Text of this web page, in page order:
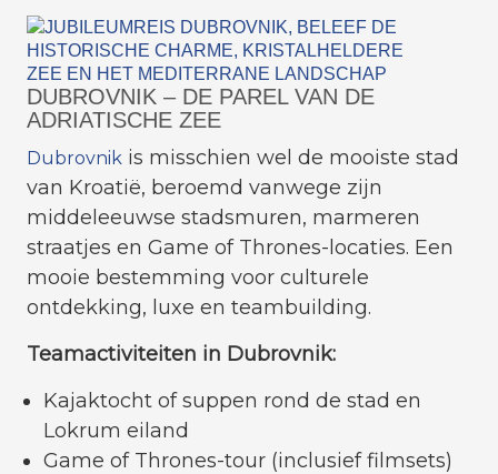
DUBROVNIK – DE PAREL VAN DE
ADRIATISCHE ZEE
Dubrovnikis misschien wel de mooiste stad
van Kroatië, beroemd vanwege zijn
middeleeuwse stadsmuren, marmeren
straatjes en Game of Thrones-locaties. Een
mooie bestemming voor culturele
ontdekking, luxe en teambuilding.
Teamactiviteiten in Dubrovnik:
Kajaktocht of suppen rond de stad en
Lokrum eiland
Game of Thrones-tour (inclusief filmsets)